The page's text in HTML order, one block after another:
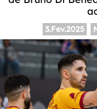
3.Fev.2025